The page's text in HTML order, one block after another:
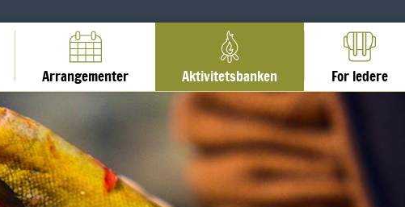
Arrangementer Aktivitetsbanken For ledere